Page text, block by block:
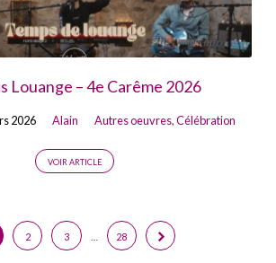
Louange – 4e Carême 2026
2026 Alain Autres oeuvres,Célébration
VOIR ARTICLE
2 3 28